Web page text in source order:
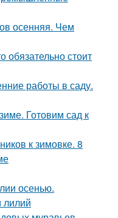
осенняя. Чем
обязательно стоит
работы в саду.
Готовим сад к
к зимовке. 8
осенью.
лилий